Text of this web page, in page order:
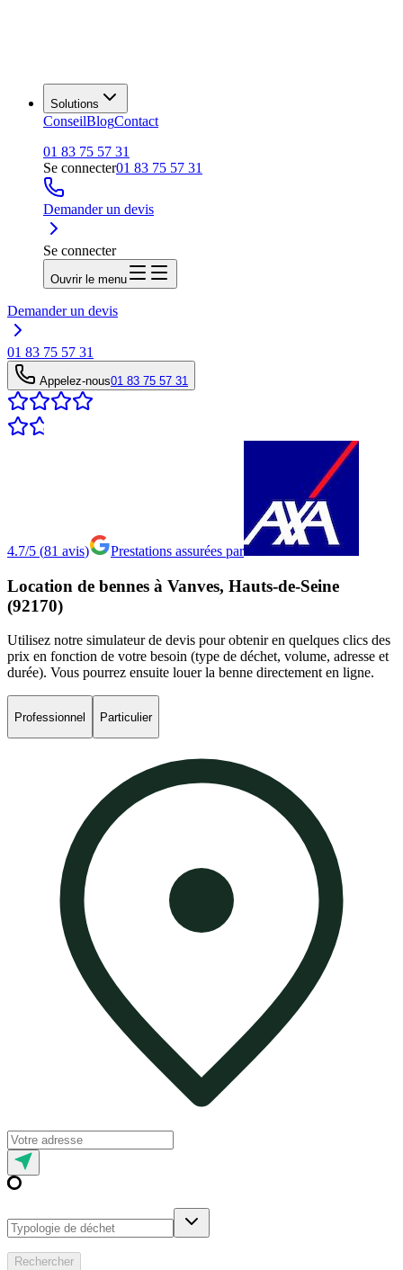
Solutions
ConseilBlogContact
01 83 75 57 31
Se connecter01 83 75 57 31
Demander un devis
Se connecter
Ouvrir le menu
Demander un devis
01 83 75 57 31
Appelez-nous01 83 75 57 31
4.7/5 (81 avis) Prestations assurées par
Location de bennes à Vanves, Hauts-de-Seine
(92170)
Utilisez notre simulateur de devis pour obtenir en quelques clics des
prix en fonction de votre besoin (type de déchet, volume, adresse et
durée). Vous pourrez ensuite louer la benne directement en ligne.
Professionnel Particulier
Rechercher